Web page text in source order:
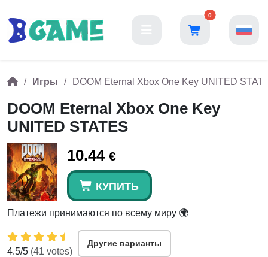
0
Игры DOOM Eternal Xbox One Key UNITED
DOOM Eternal Xbox One Key
UNITED STATES
10.44 €
КУПИТЬ
Платежи принимаются по всему миру 🌍
4.5/5 (41 votes)
Другие варианты